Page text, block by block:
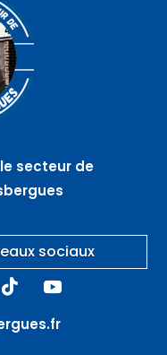
secteur de
sociaux